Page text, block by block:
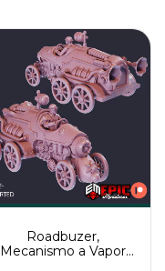
Roadbuzer,
Mecanismo a Vapor